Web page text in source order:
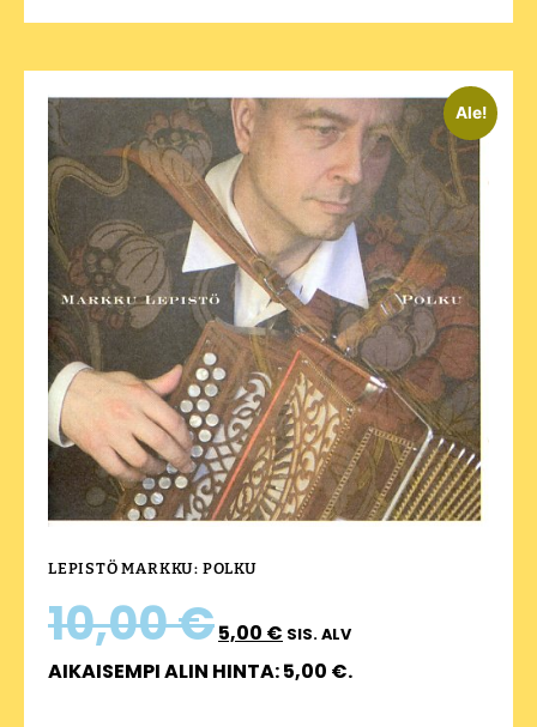
Ale!
LEPISTÖ MARKKU: POLKU
10,00€5,00 € SIS. ALV
AIKAISEMPI ALIN HINTA:5,00 €.